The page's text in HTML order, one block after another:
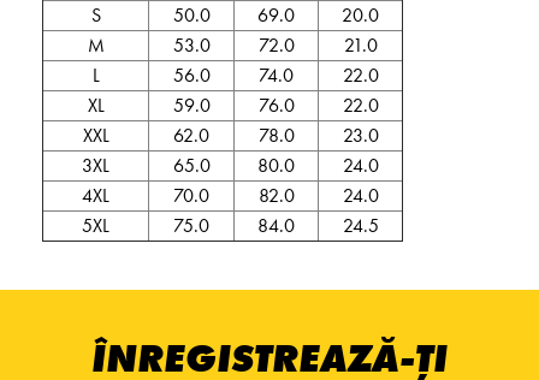
S
50.0 69.0
20.0
M
53.0 72.0
21.0
L
56.0 74.0
22.0
XL
59.0 76.0
22.0
XXL
62.0 78.0
23.0
3XL
65.0 80.0
24.0
4XL
70.0 82.0
24.0
5XL
75.0 84.0 24.5
ÎNREGISTREAZĂ-ȚI